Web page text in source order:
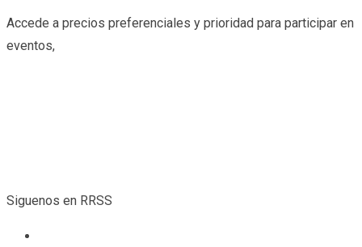
Accede a precios preferenciales y prioridad para participar en
eventos,
Siguenos en RRSS